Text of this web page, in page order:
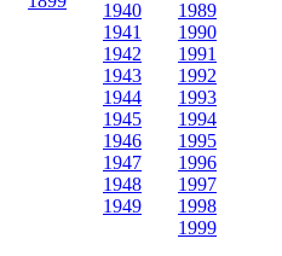
1940
1941
1942
1943
1944
1945
1946
1947
1948
1949
1989
1990
1991
1992
1993
1994
1995
1996
1997
1998
1999